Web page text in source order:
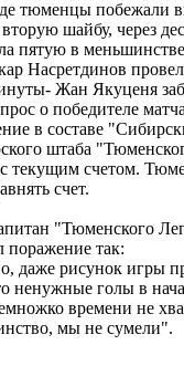
тюменцы побежали
шайбу, через
пятую в
Насретдинов
Жан Якуценя
о победителе
в составе
штаба
текущим счетом.
счет.
"Тюменского
поражение так:
даже рисунок игры
ненужные голы в
времени не
мы не сумели".